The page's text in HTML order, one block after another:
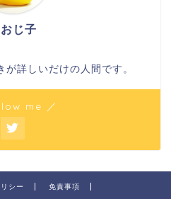
じ子
詳しいだけの人間です。
me ／
シー 免責事項